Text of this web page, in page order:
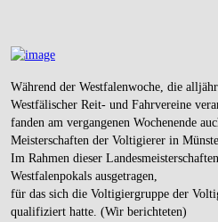
Während der Westfalenwoche, die
Westfälischer Reit- und Fahrvereine
fanden am vergangenen Wochenende
Meisterschaften der Voltigierer in
Im Rahmen dieser
Westfalenpokals ausgetragen,
für das sich die Voltigiergruppe der
qualifiziert hatte. (Wir berichteten)